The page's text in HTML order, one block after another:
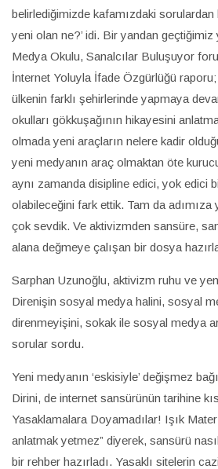
belirlediğimizde kafamızdaki sorulardan
yeni olan ne?’ idi. Bir yandan geçtiğimiz
Medya Okulu, Sanalcılar Buluşuyor
İnternet Yoluyla İfade Özgürlüğü
ülkenin farklı şehirlerinde yapmaya
okulları gökkuşağının hikayesini
olmada yeni araçların nelere kadir
yeni medyanın araç olmaktan öte
aynı zamanda disipline edici, yok edici
olabileceğini fark ettik. Tam da adımıza
çok sevdik. Ve aktivizmden sansüre,
alana değmeye çalışan bir dosya
Sarphan Uzunoğlu, aktivizm ruhu ve
Direnişin sosyal medya halini, sosyal
direnmeyişini, sokak ile sosyal medya
sorular sordu.
Yeni medyanın ‘eskisiyle’ değişmez
Dirini, de internet sansürünün tarihine
Yasaklamalara Doyamadılar! Işık
anlatmak yetmez” diyerek, sansürü
bir rehber hazırladı. Yasaklı sitelerin